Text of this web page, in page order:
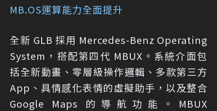
MB.OS運算能力全面提升
全新 GLB 採用 Mercedes-Benz Operating
System，搭配第四代 MBUX。系統介面包
括全新動畫、零層級操作邏輯、多款第三方
App、具情感化表情的虛擬助手，以及整合
Google Maps 的導航功能。MBUX